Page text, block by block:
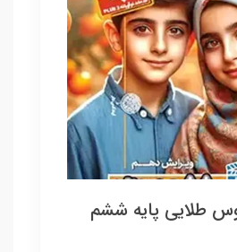
طلایی پایه ششم